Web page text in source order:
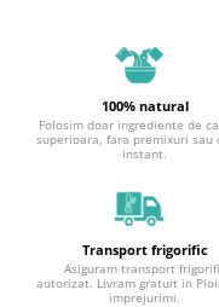
100% natural
Folosim doar ingrediente de
superioara, fara premixuri sau
instant.
Transport frigorific
Asiguram transport
autorizat. Livram gratuit in
imprejurimi.